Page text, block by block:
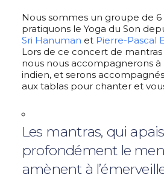
Nous sommes un groupe de
pratiquons le Yoga du Son
Sri Hanuman et Pierre-Pascal
Lors de ce concert de
nous nous accompagnerons à
indien, et serons
aux tablas pour chanter et
Les mantras, qui
profondément le
amènent à